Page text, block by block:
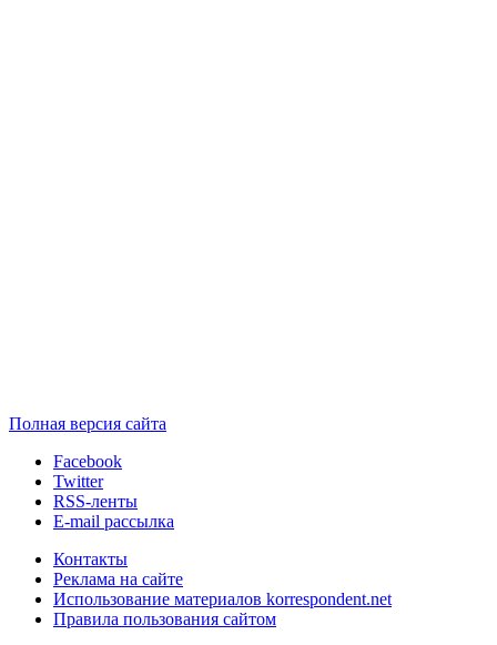
Полная версия сайта
Facebook
Twitter
RSS-ленты
E-mail рассылка
Контакты
Реклама на сайте
Использование материалов korrespondent.net
Правила пользования сайтом